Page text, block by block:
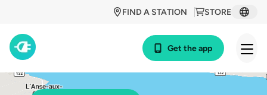
STORE
FIND A STATION
Get the app